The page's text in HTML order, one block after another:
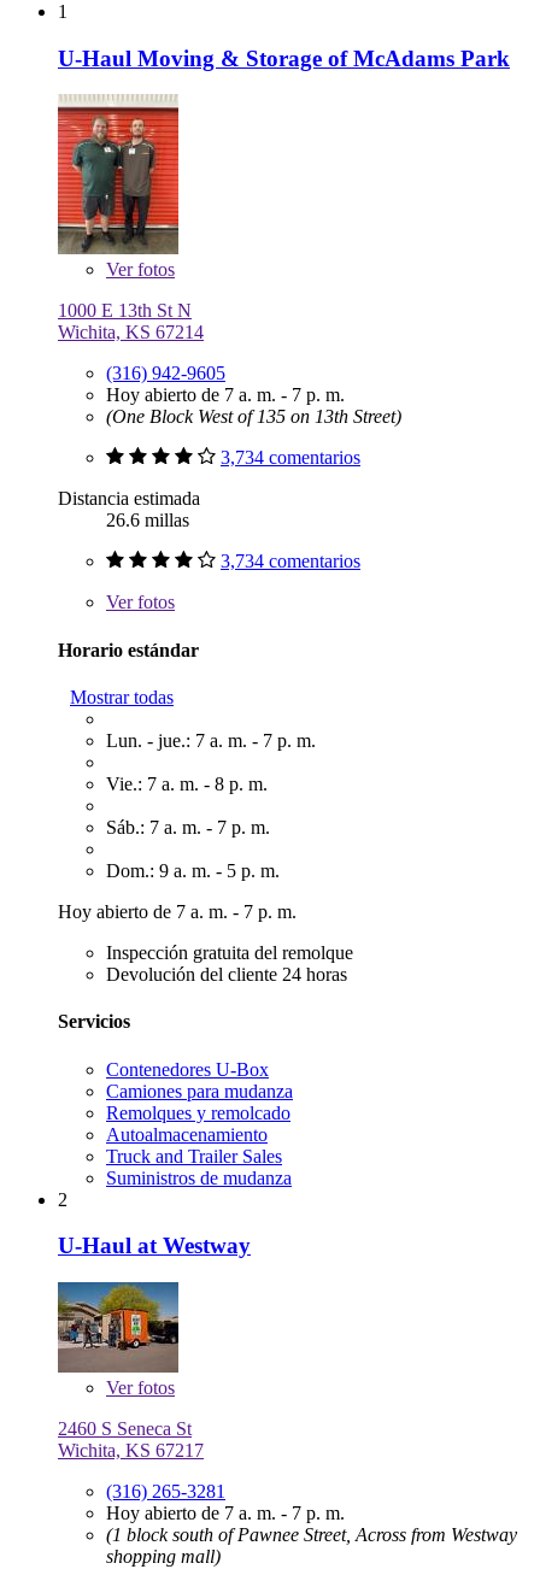
1
U-Haul Moving & Storage of McAdams Park
Verfotos
1000 E 13th St N
Wichita, KS 67214
(316) 942-9605
Hoy abierto de 7 a. m. - 7 p. m.
(One Block West of 135 on 13th Street)
3,734 comentarios
Distancia estimada
26.6 millas
3,734 comentarios
Verfotos
Horario estándar
Mostrar todas
Lun. - jue.: 7 a. m. - 7 p. m.
Vie.: 7 a. m. - 8 p. m.
Sáb.: 7 a. m. - 7 p. m.
Dom.: 9 a. m. - 5 p. m.
Hoy abierto de 7 a. m. - 7 p. m.
Inspección gratuita del remolque
Devolución del cliente 24 horas
Servicios
Contenedores U-Box
Camiones para mudanza
Remolques y remolcado
Autoalmacenamiento
Truck and Trailer Sales
Suministros de mudanza
2
U-Haul at Westway
Verfotos
2460 S Seneca St
Wichita, KS 67217
(316) 265-3281
Hoy abierto de 7 a. m. - 7 p. m.
(1 block south of Pawnee Street, Across from Westway
shopping mall)